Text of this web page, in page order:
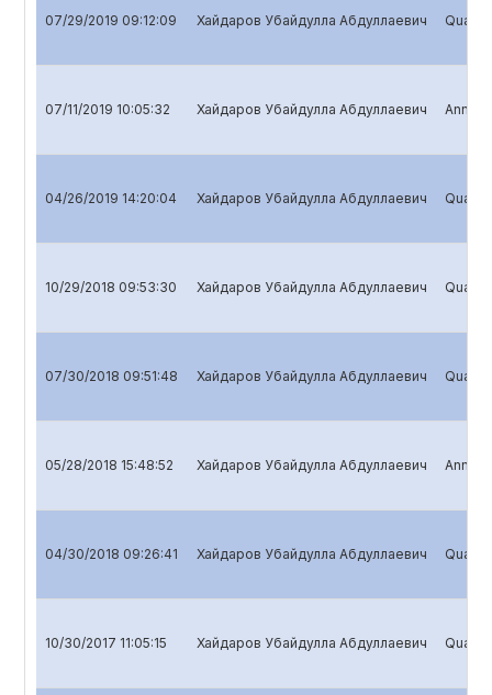
07/29/2019 09:12:09 Хайдаров Убайдулла Абдуллаевич
07/11/2019 10:05:32 Хайдаров Убайдулла Абдуллаевич
04/26/2019 14:20:04 Хайдаров Убайдулла Абдуллаевич
10/29/2018 09:53:30 Хайдаров Убайдулла Абдуллаевич
07/30/2018 09:51:48 Хайдаров Убайдулла Абдуллаевич
05/28/2018 15:48:52 Хайдаров Убайдулла Абдуллаевич
04/30/2018 09:26:41 Хайдаров Убайдулла Абдуллаевич
10/30/2017 11:05:15 Хайдаров Убайдулла Абдуллаевич